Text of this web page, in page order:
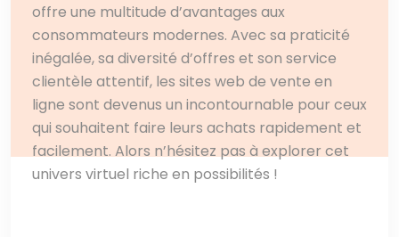
offre une multitude d’avantages aux
consommateurs modernes. Avec sa praticité
inégalée, sa diversité d’offres et son service
clientèle attentif, les sites web de vente en
ligne sont devenus un incontournable pour ceux
qui souhaitent faire leurs achats rapidement et
facilement. Alors n’hésitez pas à explorer cet
univers virtuel riche en possibilités !